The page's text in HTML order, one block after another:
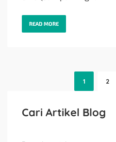
READ MORE
1 2
Cari Artikel Blog